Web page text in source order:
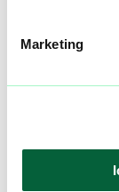
Marketing
Neue